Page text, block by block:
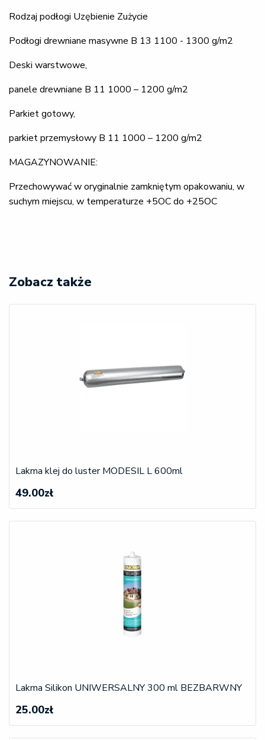
Rodzaj podłogi Uzębienie Zużycie
Podłogi drewniane masywne B 13 1100 - 1300 g/m2
Deski warstwowe,
panele drewniane B 11 1000 – 1200 g/m2
Parkiet gotowy,
parkiet przemysłowy B 11 1000 – 1200 g/m2
MAGAZYNOWANIE:
Przechowywać w oryginalnie zamkniętym opakowaniu, w
suchym miejscu, w temperaturze +5OC do +25OC
Zobacz także
Lakma klej do luster MODESIL L 600ml
49.00zł
Lakma Silikon UNIWERSALNY 300 ml BEZBARWNY
25.00zł